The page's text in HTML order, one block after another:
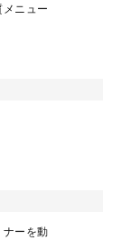
ニュー
ーを動